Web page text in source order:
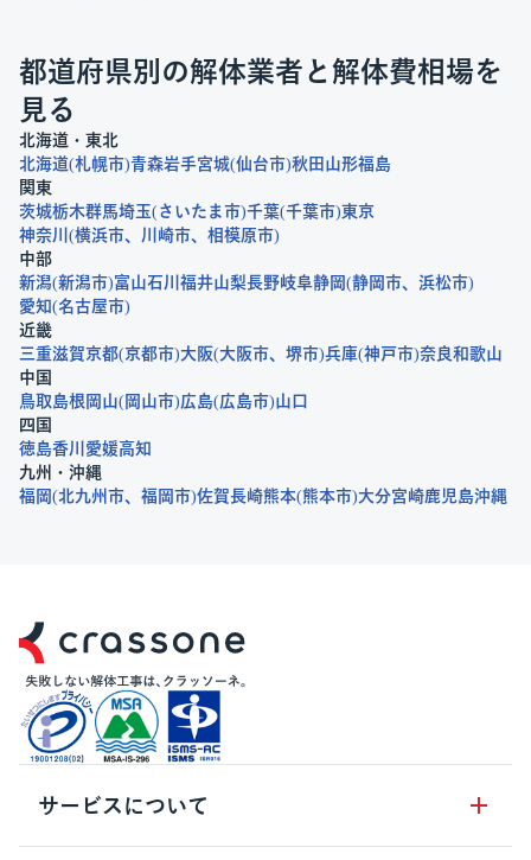
都道府県別の解体業者と解体費相場を
見る
北海道・東北
北海道 札幌市 青森岩手宮城 仙台市 秋田 山形福島
関東
茨城栃木群馬埼玉 さいたま市 千葉 千葉市 東京
神奈川
横浜市 川崎市
相模原市
中部
新潟 新潟市 富山石川 福井山梨長野岐阜静岡 静岡市
浜松市
愛知 名古屋市
近畿
三重滋賀京都 京都市 大阪 大阪市 堺市 兵庫 神戸市 奈良和歌山
中国
鳥取 島根 岡山 岡山市 広島 広島市 山口
四国
徳島香川 愛媛高知
九州・沖縄
福岡 北九州市 福岡市 佐賀長崎熊本 熊本市 大分宮崎鹿児島沖縄
サービスについて